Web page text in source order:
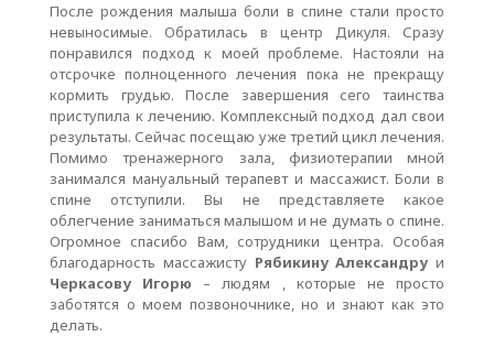
После рождения малыша боли в спине стали просто
невыносимые. Обратилась в центр Дикуля. Сразу
понравился подход к моей проблеме. Настояли на
отсрочке полноценного лечения пока не прекращу
кормить грудью. После завершения сего таинства
приступила к лечению. Комплексный подход дал свои
результаты. Сейчас посещаю уже третий цикл лечения.
Помимо тренажерного зала, физиотерапии мной
занимался мануальный терапевт и массажист. Боли в
спине отступили. Вы не представляете какое
облегчение заниматься малышом и не думать о спине.
Огромное спасибо Вам, сотрудники центра. Особая
благодарность массажисту Рябикину Александру и
Черкасову Игорю – людям , которые не просто
заботятся о моем позвоночнике, но и знают как это
делать.